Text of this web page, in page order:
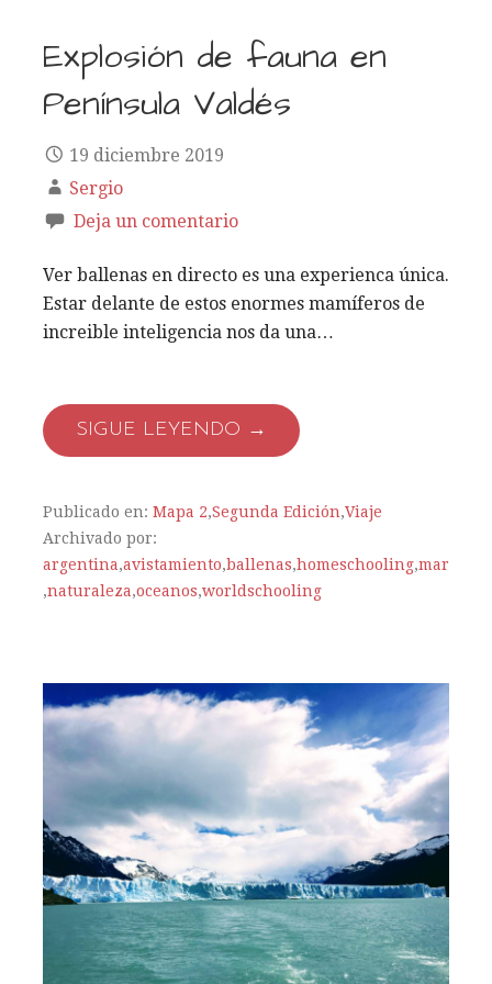
Explosión de fauna en
Península Valdés
19 diciembre 2019
Sergio
Deja un comentario
Ver ballenas en directo es una experienca única.
Estar delante de estos enormes mamíferos de
increible inteligencia nos da una…
SIGUE LEYENDO →
Publicado en: Mapa 2,Segunda Edición,Viaje
Archivado por:
argentina,avistamiento,ballenas,homeschooling,mar
,naturaleza,oceanos,worldschooling